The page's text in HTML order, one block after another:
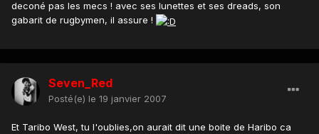
deconé pas les mecs ! avec ses lunettes et ses dreads, son
gabarit de rugbymen, il assure !
Seven_Red
Posté(e) le 19 janvier 2007
Et Taribo West, tu l'oublies,on aurait dit une boite de Haribo ca